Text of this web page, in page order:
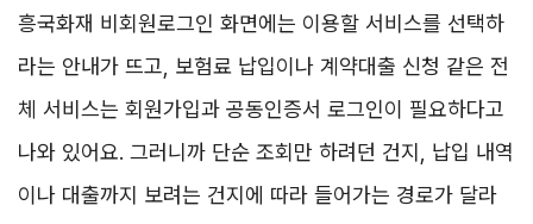
흥국화재 비회원로그인 화면에는 이용할 서비스를 선택하
라는 안내가 뜨고, 보험료 납입이나 계약대출 신청 같은 전
체 서비스는 회원가입과 공동인증서 로그인이 필요하다고
나와 있어요. 그러니까 단순 조회만 하려던 건지, 납입 내역
이나 대출까지 보려는 건지에 따라 들어가는 경로가 달라